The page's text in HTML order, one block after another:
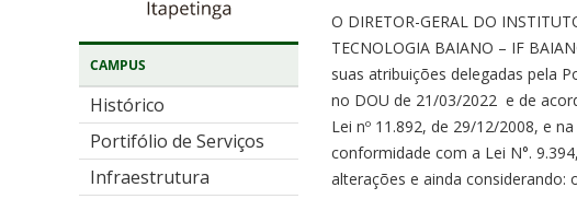
CAMPUS
Histórico
Portifólio de Serviços
Infraestrutura
O DIRETOR-GERAL DO
TECNOLOGIA BAIANO – IF
suas atribuições delegadas pela
no DOU de 21/03/2022 e de
Lei nº 11.892, de 29/12/2008, e
conformidade com a Lei N°.
alterações e ainda considerando: